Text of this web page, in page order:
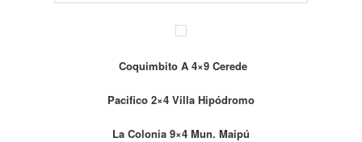
Coquimbito A 4×9 Cerede
Pacifico 2×4 Villa Hipódromo
La Colonia 9×4 Mun. Maipú